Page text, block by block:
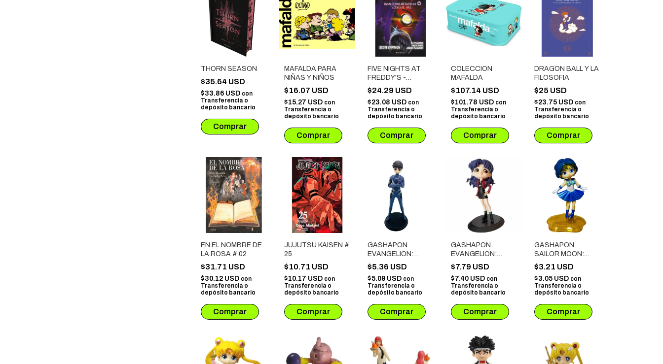
THORN SEASON
$35.64 USD
$33.86 USD con
Transferencia o
depósito bancario
MAFALDA PARA
NIÑAS Y NIÑOS
$16.07 USD
$15.27 USD con
Transferencia o
depósito bancario
FIVE NIGHTS AT
FREDDY'S -
ESCALOFRIOS DE
FAZBEAR # 04:
ACERCATE MAS
$24.29 USD
$23.08 USD con
Transferencia o
depósito bancario
COLECCION
MAFALDA
$107.14 USD
$101.78 USD con
Transferencia o
depósito bancario
DRAGON BALL Y LA
FILOSOFIA
$25 USD
$23.75 USD con
Transferencia o
depósito bancario
EN EL NOMBRE DE
LA ROSA # 02
$31.71 USD
$30.12 USD con
Transferencia o
depósito bancario
JUJUTSU KAISEN #
25
$10.71 USD
$10.17 USD con
Transferencia o
depósito bancario
GASHAPON
EVANGELION:
SHINJI IKARI (14CM)
$5.36 USD
$5.09 USD con
Transferencia o
depósito bancario
GASHAPON
EVANGELION:
MISATO
KATSURAGI
(FIGURA 13 CM)
$7.79 USD
$7.40 USD con
Transferencia o
depósito bancario
GASHAPON
SAILOR MOON:
SAILOR MERCURY
(BASE ESTRELLA)
$3.21 USD
$3.05 USD con
Transferencia o
depósito bancario